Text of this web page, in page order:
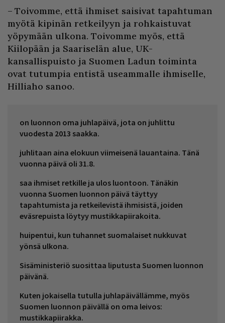
– Toivomme, että ihmiset saisivat tapahtuman
myötä kipinän retkeilyyn ja rohkaistuvat
yöpymään ulkona. Toivomme myös, että
Kiilopään ja Saariselän alue, UK-
kansallispuisto ja Suomen Ladun toiminta
ovat tutumpia entistä useammalle ihmiselle,
Hilliaho sanoo.
on luonnon oma juhlapäivä, jota on juhlittu
vuodesta 2013 saakka.
juhlitaan aina elokuun viimeisenä lauantaina. Tänä
vuonna päivä oli 31.8.
saa ihmiset retkille ja ulos luontoon. Tänäkin
vuonna Suomen luonnon päivä täyttyy
tapahtumista ja retkeilevistä ihmisistä, joiden
eväsrepuista löytyy mustikkapiirakoita.
huipentui, kun tuhannet suomalaiset nukkuvat
yönsä ulkona.
Sisäministeriö suosittaa liputusta Suomen luonnon
päivänä.
Kuten jokaisella tutulla juhlapäivällämme, myös
Suomen luonnon päivällä on oma leivos:
mustikkapiirakka.